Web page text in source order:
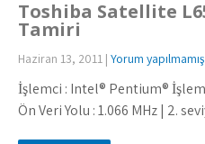
Toshiba Satellite
Tamiri
Haziran 13, 2011 | Yorum yapılmamış
İşlemci : Intel® Pentium®
Ön Veri Yolu : 1.066 MHz | 2.